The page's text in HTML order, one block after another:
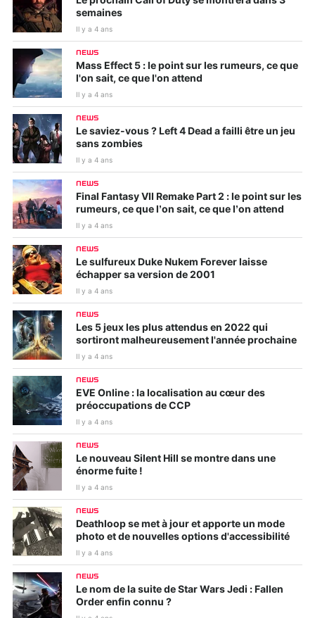
semaines
Il y a 4 ans
NEWS
Mass Effect 5 : le point sur les rumeurs, ce que
l'on sait, ce que l'on attend
Il y a 4 ans
NEWS
Le saviez-vous ? Left 4 Dead a failli être un jeu
sans zombies
Il y a 4 ans
NEWS
Final Fantasy VII Remake Part 2 : le point sur les
rumeurs, ce que l’on sait, ce que l’on attend
Il y a 4 ans
NEWS
Le sulfureux Duke Nukem Forever laisse
échapper sa version de 2001
Il y a 4 ans
NEWS
Les 5 jeux les plus attendus en 2022 qui
sortiront malheureusement l'année prochaine
Il y a 4 ans
NEWS
EVE Online : la localisation au cœur des
préoccupations de CCP
Il y a 4 ans
NEWS
Le nouveau Silent Hill se montre dans une
énorme fuite !
Il y a 4 ans
NEWS
Deathloop se met à jour et apporte un mode
photo et de nouvelles options d'accessibilité
Il y a 4 ans
NEWS
Le nom de la suite de Star Wars Jedi : Fallen
Order enfin connu ?